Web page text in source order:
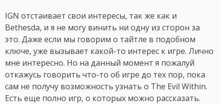
IGN отстаивает свои интересы, так же как и
Bethesda, и я не могу винить ни одну из сторон за
это. Даже если мы говорим о тайтле в подобном
ключе, уже вызывает какой-то интерес к игре. Лично
мне интересно. Но на данный момент я пожалуй
откажусь говорить что-то об игре до тех пор, пока
сам не получу возможность узнать о The Evil Within.
Есть еще полно игр, о которых можно рассказать.